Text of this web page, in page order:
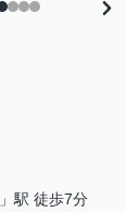
」駅 徒歩7分